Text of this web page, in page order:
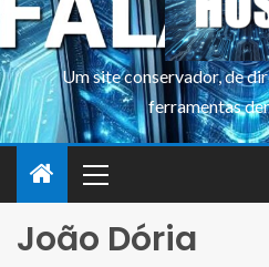
Um site conservador, de
ferramentas
João Dória